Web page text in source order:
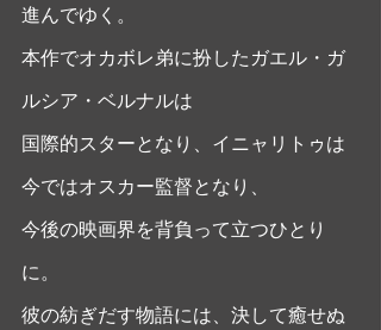
進んでゆく。
本作でオカボレ弟に扮したガエル・ガ
ルシア・ベルナルは
国際的スターとなり、イニャリトゥは
今ではオスカー監督となり、
今後の映画界を背負って立つひとり
に。
彼の紡ぎだす物語には、決して癒せぬ